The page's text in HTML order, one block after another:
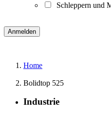
Schleppern und
Home
Bolidtop 525
Industrie